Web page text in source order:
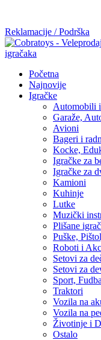
Reklamacije / Podrška
Početna
Najnovije
Igračke
Automobili
Garaže,
Avioni
Bageri i
Kocke,
Igračke za
Igračke za
Kamioni
Kuhinje
Lutke
Muzički
Plišane
Puške,
Roboti i
Setovi za
Setovi za
Sport,
Traktori
Vozila na
Vozila na
Životinje i
Ostalo